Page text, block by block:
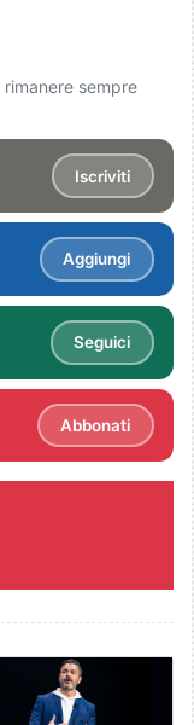
sempre
Iscriviti
Aggiungi
Seguici
Abbonati